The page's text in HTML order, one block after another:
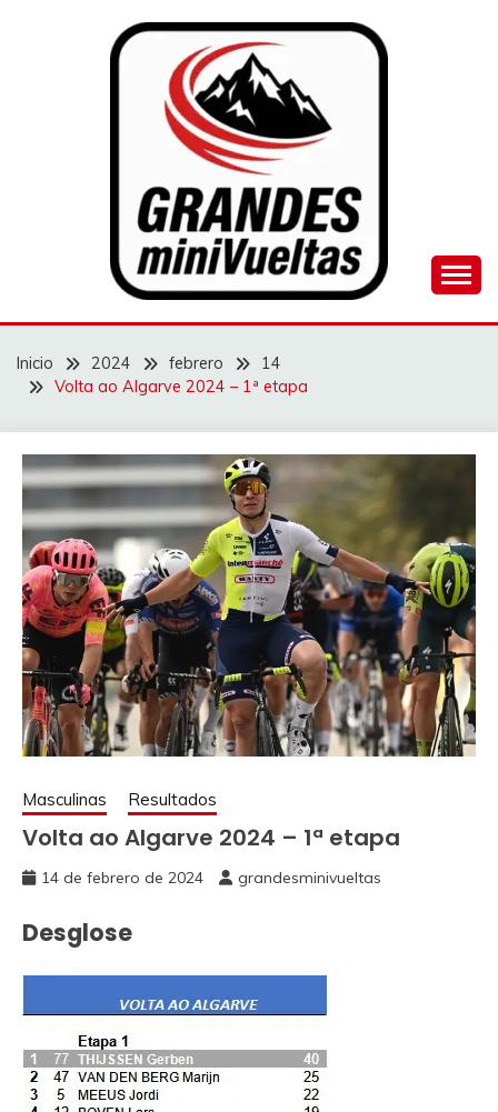
GRANDES
MINIVUELTAS
Inicio 2024 febrero
14
Volta ao Algarve 2024 – 1ª etapa
Masculinas Resultados
Volta ao Algarve 2024 – 1ª etapa
14 de febrero de 2024 grandesminivueltas
Desglose